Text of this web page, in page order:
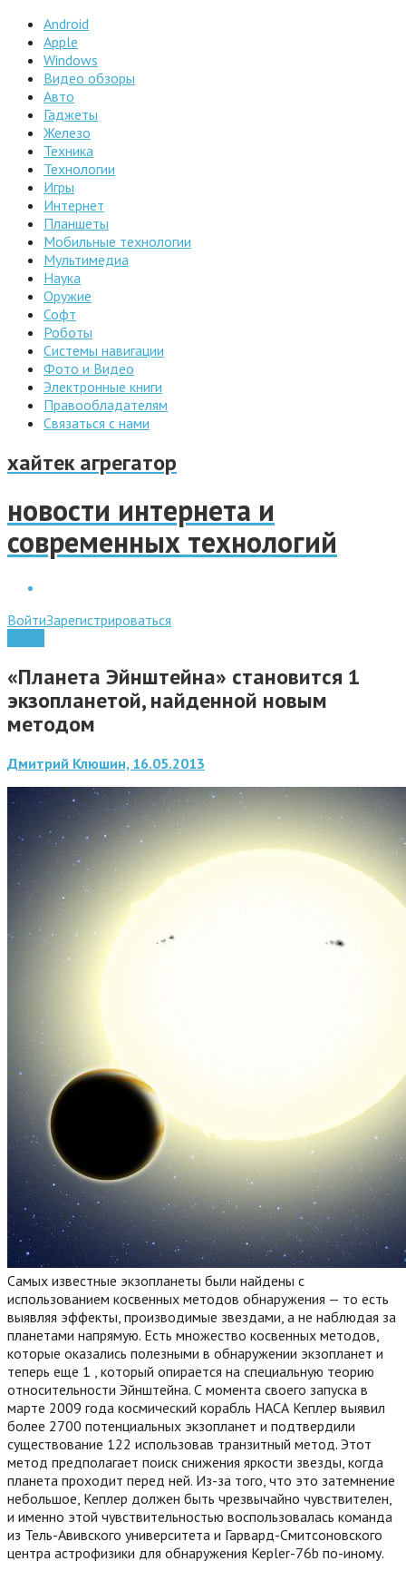
Android
Apple
Windows
Видео обзоры
Авто
Гаджеты
Железо
Техника
Технологии
Игры
Интернет
Планшеты
Мобильные технологии
Мультимедиа
Наука
Оружие
Софт
Роботы
Системы навигации
Фото и Видео
Электронные книги
Правообладателям
Связаться с нами
хайтек агрегатор
новости интернета и
современных технологий
ВойтиЗарегистрироваться
«Планета Эйнштейна» становится 1
экзопланетой, найденной новым
методом
Дмитрий Клюшин, 16.05.2013
Самых известные экзопланеты были найдены с
использованием косвенных методов обнаружения — то есть
выявляя эффекты, производимые звездами, а не наблюдая за
планетами напрямую. Есть множество косвенных методов,
которые оказались полезными в обнаружении экзопланет и
теперь еще 1 , который опирается на специальную теорию
относительности Эйнштейна. С момента своего запуска в
марте 2009 года космический корабль НАСА Кеплер выявил
более 2700 потенциальных экзопланет и подтвердили
существование 122 использовав транзитный метод. Этот
метод предполагает поиск снижения яркости звезды, когда
планета проходит перед ней. Из-за того, что это затемнение
небольшое, Кеплер должен быть чрезвычайно чувствителен,
и именно этой чувствительностью воспользовалась команда
из Тель-Авивского университета и Гарвард-Смитсоновского
центра астрофизики для обнаружения Kepler-76b по-иному.